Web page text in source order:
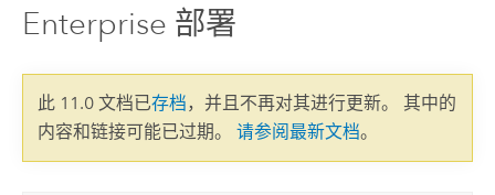
Enterprise 部署
此 11.0 文档已存档，并且不再对其进行更新。 其中的
内容和链接可能已过期。 请参阅最新文档。